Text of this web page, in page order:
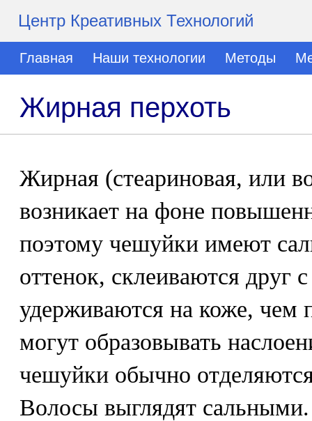
Центр Креативных Технологий
Главная Наши технологии Методы
Жирная перхоть
Жирная (стеариновая, или
возникает на фоне
поэтому чешуйки имеют
оттенок, склеиваются друг
удерживаются на коже, чем
могут образовывать
чешуйки обычно
Волосы выглядят